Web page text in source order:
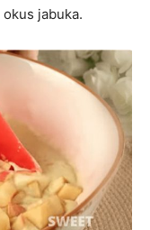
jabuka.